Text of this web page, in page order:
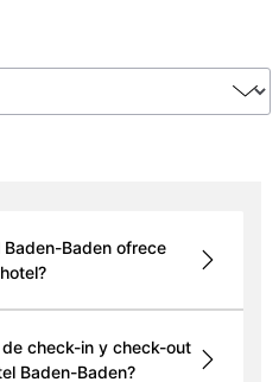
Baden-Baden ofrece
check-in y check-out
Baden-Baden?